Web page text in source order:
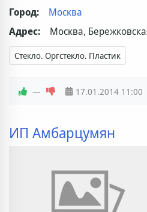
Город:
Москва
Адрес:
Москва,
Стекло. Оргстекло. Пластик
— 17.01.2014 11:00
ИП Амбарцумян